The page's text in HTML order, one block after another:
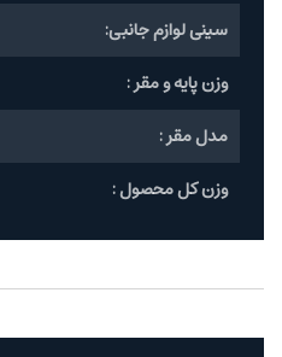
سینی لوازم جانبی:
وزن پایه و مقر :
مدل مقر :
وزن کل محصول :